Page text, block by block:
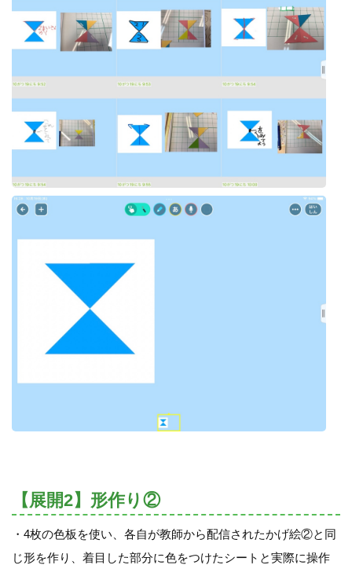
【展開2】形作り②
・4枚の色板を使い、各自が教師から配信されたかげ絵②と同
じ形を作り、着目した部分に色をつけたシートと実際に操作